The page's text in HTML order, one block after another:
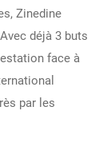
Zinedine
déjà 3 buts
face à
par les